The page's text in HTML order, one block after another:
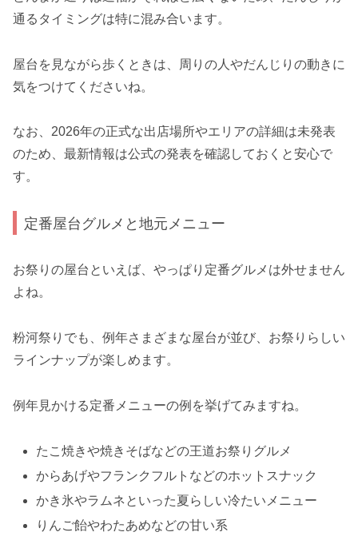
通るタイミングは特に混み合います。
屋台を見ながら歩くときは、周りの人やだんじりの動きに
気をつけてくださいね。
なお、2026年の正式な出店場所やエリアの詳細は未発表
のため、最新情報は公式の発表を確認しておくと安心で
す。
定番屋台グルメと地元メニュー
お祭りの屋台といえば、やっぱり定番グルメは外せません
よね。
粉河祭りでも、例年さまざまな屋台が並び、お祭りらしい
ラインナップが楽しめます。
例年見かける定番メニューの例を挙げてみますね。
たこ焼きや焼きそばなどの王道お祭りグルメ
からあげやフランクフルトなどのホットスナック
かき氷やラムネといった夏らしい冷たいメニュー
りんご飴やわたあめなどの甘い系